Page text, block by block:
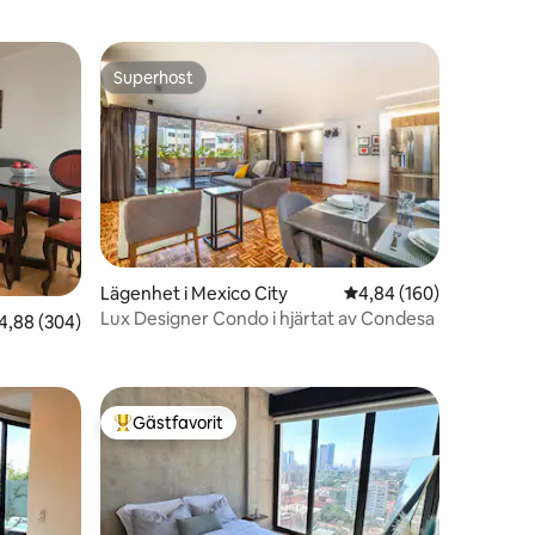
av 5 i genomsnittligt betyg, 304 omdömen
(304)
Superhost
Superhost
Lägenhet i Mexico City 4,84 av 5 i
4,84 (160)
Lux Designer Condo i hjärtat av Condesa
Populär gästfavorit
Gästfavorit